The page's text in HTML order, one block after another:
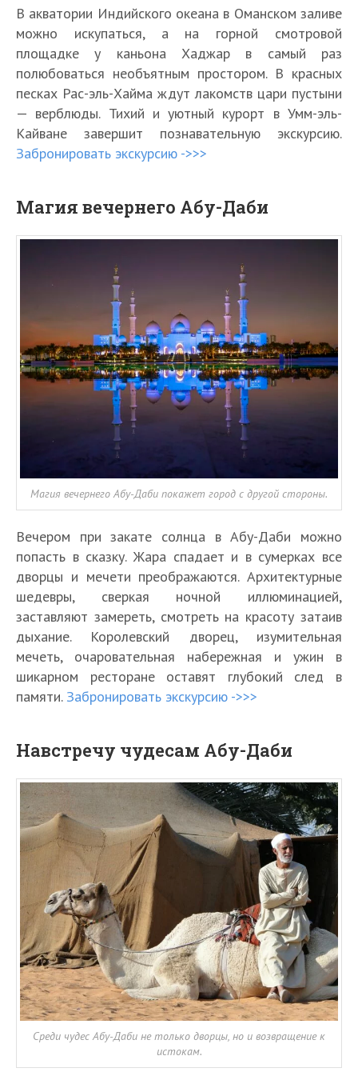
В акватории Индийского океана в Оманском заливе
можно искупаться, а на горной смотровой
площадке у каньона Хаджар в самый раз
полюбоваться необъятным простором. В красных
песках Рас-эль-Хайма ждут лакомств цари пустыни
— верблюды. Тихий и уютный курорт в Умм-эль-
Кайване завершит познавательную экскурсию.
Забронировать экскурсию ->>>
Магия вечернего Абу-Даби
Магия вечернего Абу-Даби покажет город с другой стороны.
Вечером при закате солнца в Абу-Даби можно
попасть в сказку. Жара спадает и в сумерках все
дворцы и мечети преображаются. Архитектурные
шедевры, сверкая ночной иллюминацией,
заставляют замереть, смотреть на красоту затаив
дыхание. Королевский дворец, изумительная
мечеть, очаровательная набережная и ужин в
шикарном ресторане оставят глубокий след в
памяти. Забронировать экскурсию ->>>
Навстречу чудесам Абу-Даби
Среди чудес Абу-Даби не только дворцы, но и возвращение к
истокам.